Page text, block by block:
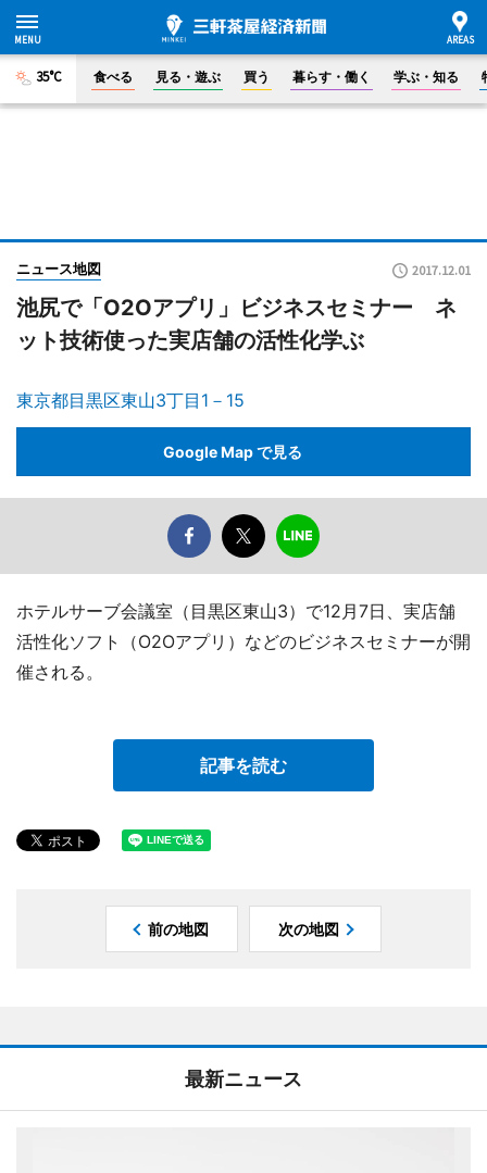
35°C 食べる 見る・遊ぶ 買う 暮らす・働く 学ぶ・知る
ニュース地図 2017.12.01
池尻で「O2Oアプリ」ビジネスセミナー ネ
ット技術使った実店舗の活性化学ぶ
東京都目黒区東山3丁目1－15
Google Map で見る
ホテルサーブ会議室（目黒区東山3）で12月7日、実店舗
活性化ソフト（O2Oアプリ）などのビジネスセミナーが開
催される。
記事を読む
前の地図 次の地図
最新ニュース